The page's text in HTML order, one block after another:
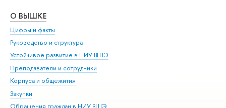
О ВЫШКЕ
Цифры и факты
Руководство и структура
Устойчивое развитие в НИУ ВШЭ
Преподаватели и сотрудники
Корпуса и общежития
Закупки
Обращения граждан в НИУ ВШЭ